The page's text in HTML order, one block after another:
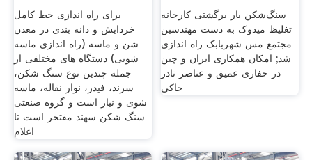
برای راه اندازی خط کامل
خردایش و دانه بندی در معدن
شن و ماسه (راه اندازی ماسه
شویی)‌ دستگاه های مختلفی از
جمله چندین نوع سنگ شکن،
سرند، فیدر، نوار نقاله، ماسه
شوی و نیاز است و گروه صنعتی
سنگ شکن سهند مفتخر است تا
اعلام
سنگ‌شکن بار برگشتی کارخانه
تغلیظ میدوک به دست مهندسین
مجتمع مس شهربابک راه اندازی
شد; امکان همکاری ایران و چین
در حفاری عمیق و عناصر نادر
خاکی